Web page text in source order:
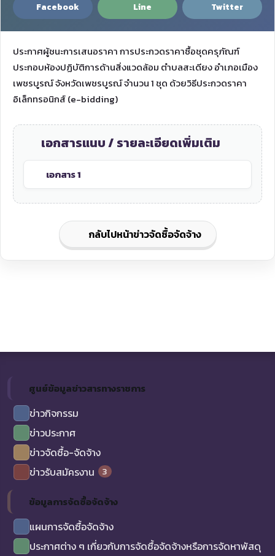
Facebook Line Twitter
ประกาศผู้ชนะการเสนอราคา การประกวดราคาซื้อชุดครุภัณฑ์
ประกอบห้องปฏิบัติการด้านสิ่งแวดล้อม ตำบลสะเดียง อำเภอเมือง
เพชรบูรณ์ จังหวัดเพชรบูรณ์ จำนวน 1 ชุด ด้วยวิธีประกวดราคา
อิเล็กทรอนิกส์ (e-bidding)
เอกสารแนบ / รายละเอียดเพิ่มเติม
เอกสาร 1
กลับไปหน้าข่าวจัดซื้อจัดจ้าง
ศูนย์ข้อมูลข่าวสารทางราชการ
ข่าวกิจกรรม
ข่าวประกาศ
ข่าวจัดซื้อ-จัดจ้าง
ข่าวรับสมัครงาน
3
ข้อมูลการจัดซื้อจัดจ้าง
แผนการจัดซื้อจัดจ้าง
ประกาศต่าง ๆ เกี่ยวกับการจัดซื้อจัดจ้างหรือการจัดหาพัสดุ